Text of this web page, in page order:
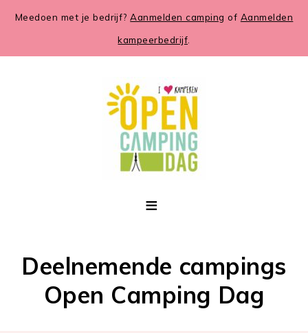
Meedoen met je bedrijf?Aanmelden camping of Aanmelden
kampeerbedrijf
Deelnemende campings
Open Camping Dag